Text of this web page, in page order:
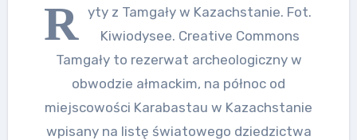
R
yty z Tamgały w Kazachstanie. Fot.
Kiwiodysee. Creative Commons
Tamgały to rezerwat archeologiczny w
obwodzie ałmackim, na północ od
miejscowości Karabastau w Kazachstanie
wpisany na listę światowego dziedzictwa